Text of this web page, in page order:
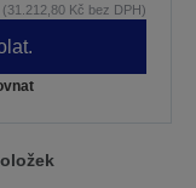
Kč bez DPH)